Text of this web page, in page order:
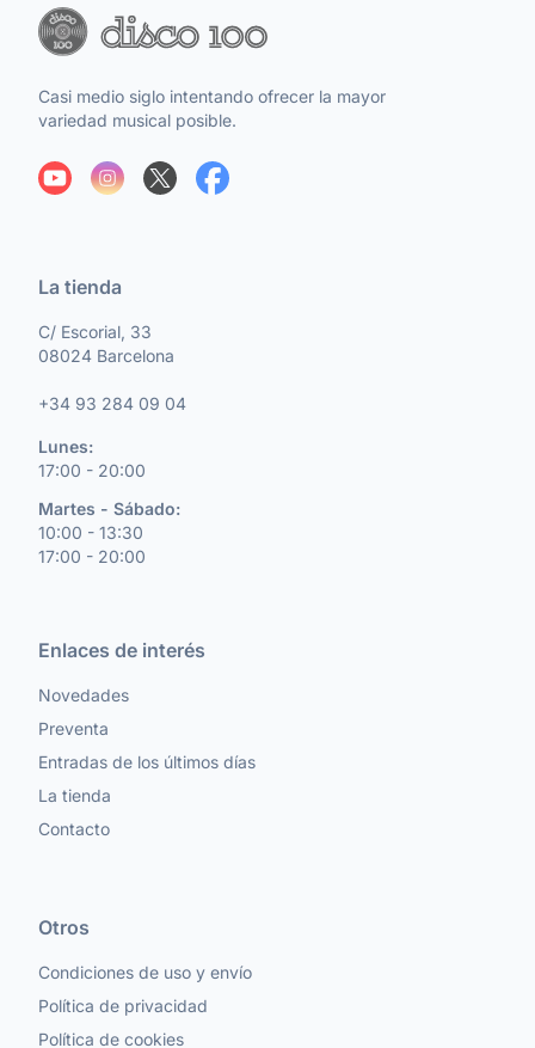
Casi medio siglo intentando ofrecer la mayor
variedad musical posible.
La tienda
C/ Escorial, 33
08024 Barcelona
+34 93 284 09 04
Lunes:
17:00 - 20:00
Martes - Sábado:
10:00 - 13:30
17:00 - 20:00
Enlaces de interés
Novedades
Preventa
Entradas de los últimos días
La tienda
Contacto
Otros
Condiciones de uso y envío
Política de privacidad
Política de cookies